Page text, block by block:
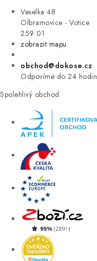
Veselka 48
Olbramovice - Votice
259 01
zobrazit mapu
obchod@dokose.cz
Odpovíme do 24 hodin
Spolehlivý obchod
VÝPRODEJ
ZNAČKY
Úvod Kontakt Blog
Moje objednávka